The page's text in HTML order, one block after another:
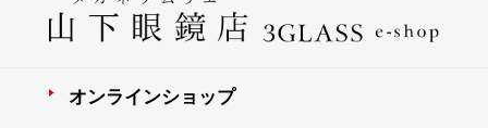
オンラインショップ